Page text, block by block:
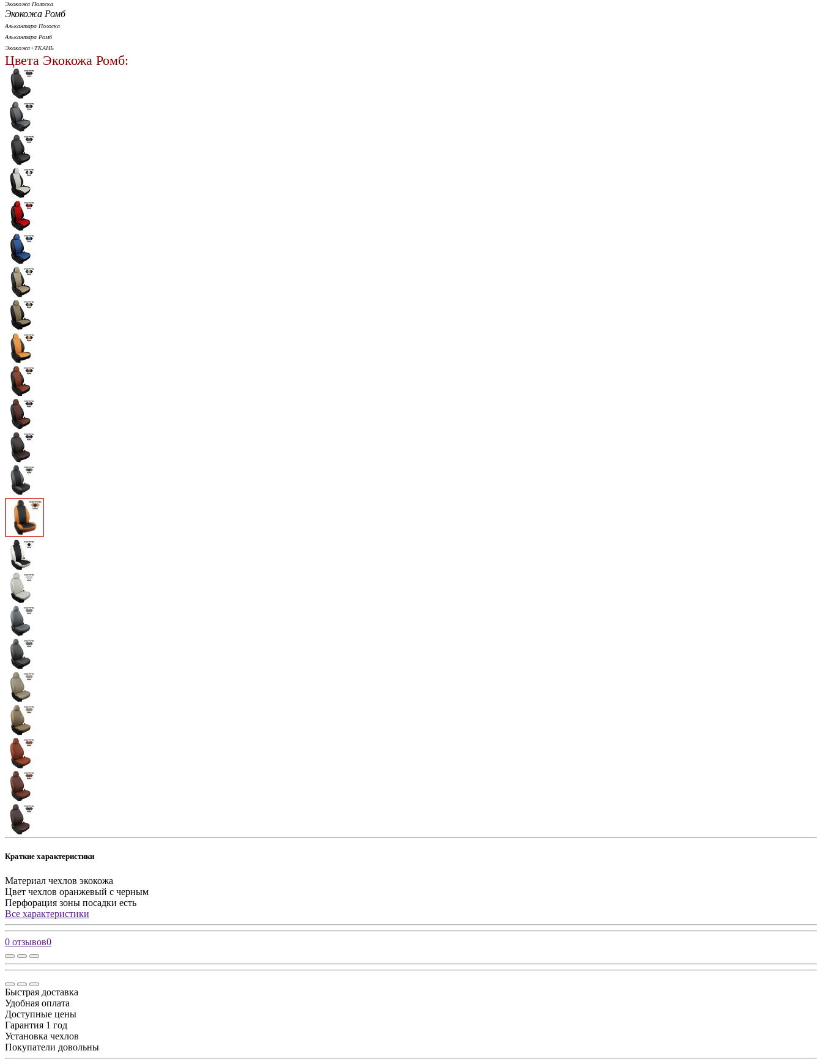
Экокожа Полоска
Экокожа Ромб
Алькантара Полоска
Алькантара Ромб
Экокожа+ТКАНЬ
Цвета Экокожа Ромб:
Краткие характеристики
Материал чехлов экокожа
Цвет чехлов оранжевый с черным
Перфорация зоны посадки есть
Все характеристики
0 отзывов0
Быстрая доставка
Удобная оплата
Доступные цены
Гарантия 1 год
Установка чехлов
Покупатели довольны